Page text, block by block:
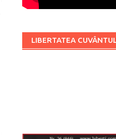
LIBERTATEA